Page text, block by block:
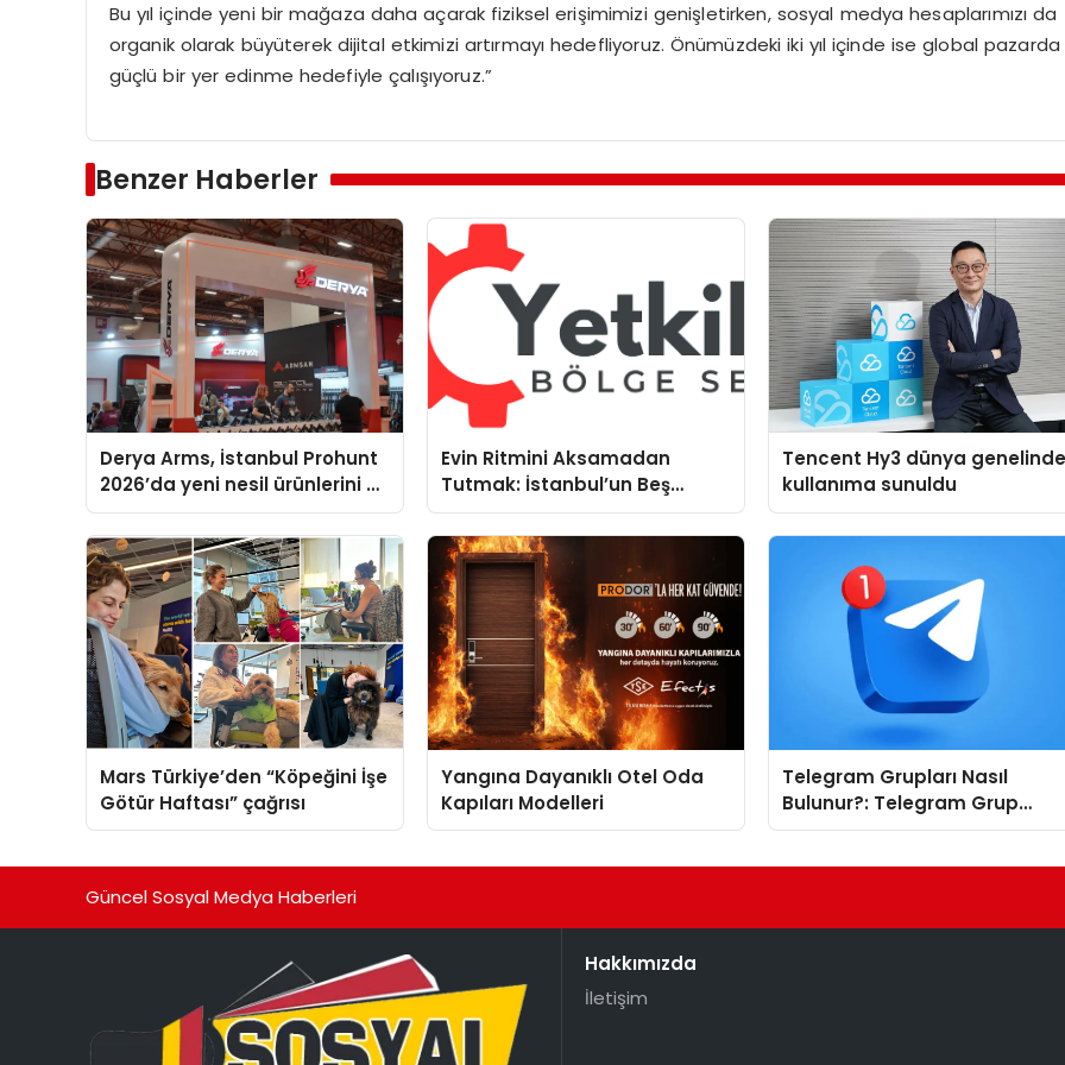
Bu yıl içinde yeni bir mağaza daha açarak fiziksel erişimimizi genişletirken, sosyal medya hesaplarımızı da
organik olarak büyüterek dijital etkimizi artırmayı hedefliyoruz. Önümüzdeki iki yıl içinde ise global pazarda
güçlü bir yer edinme hedefiyle çalışıyoruz.”
Benzer Haberler
Derya Arms, İstanbul Prohunt
2026’da yeni nesil ürünlerini ve
global marka vizyonunu
sergiledi
Evin Ritmini Aksamadan
Tutmak: İstanbul’un Beş
Yoğun Semtinde Samimi Bir
Teknik Servis Hikayesi
Tencent Hy3 dünya
kullanıma sunuldu
Mars Türkiye’den “Köpeğini İşe
Götür Haftası” çağrısı
Yangına Dayanıklı Otel Oda
Kapıları Modelleri
Telegram Grupları Nasıl
Bulunur?: Telegram Grup
Tanıtımı İçin Kategori Seçimi
Güncel Sosyal Medya Haberleri
Hakkımızda
İletişim